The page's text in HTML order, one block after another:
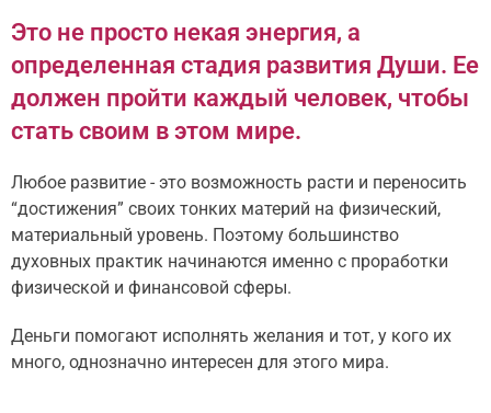
Это не просто некая энергия, а
определенная стадия развития Души. Ее
должен пройти каждый человек, чтобы
стать своим в этом мире.
Любое развитие - это возможность расти и переносить
“достижения” своих тонких материй на физический,
материальный уровень. Поэтому большинство
духовных практик начинаются именно с проработки
физической и финансовой сферы.
Деньги помогают исполнять желания и тот, у кого их
много, однозначно интересен для этого мира.